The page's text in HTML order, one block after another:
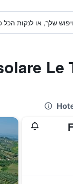
שלך, או לנקות הכל